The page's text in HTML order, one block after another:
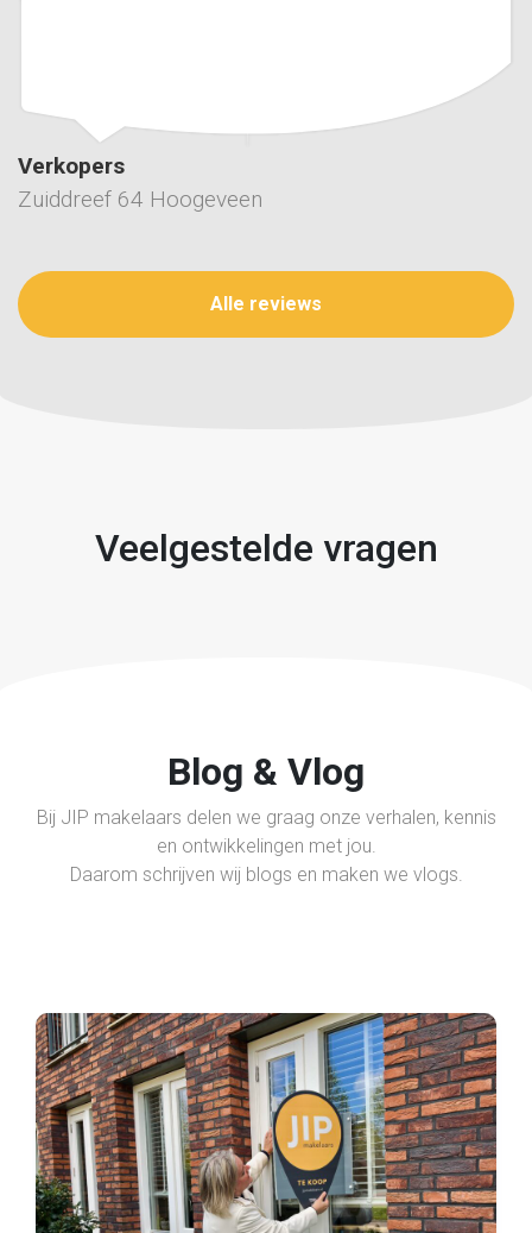
Verkopers
Zuiddreef 64 Hoogeveen
Alle reviews
Veelgestelde vragen
Blog & Vlog
Bij JIP makelaars delen we graag onze verhalen, kennis
en ontwikkelingen met jou.
Daarom schrijven wij blogs en maken we vlogs.